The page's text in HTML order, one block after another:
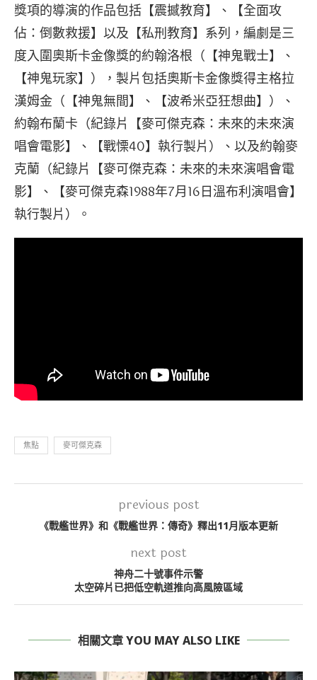
獎項的導演的作品包括【震撼教育】、【全面攻
佔：倒數救援】以及【私刑教育】系列，編劇是三
度入圍奧斯卡金像獎的約翰洛根（【神鬼戰士】、
【神鬼玩家】），製片包括奧斯卡金像獎得主格拉
漢姆金（【神鬼無間】、【波希米亞狂想曲】）、
約翰布蘭卡（紀錄片【麥可傑克森：未來的未來演
唱會電影】、【戰慄40】執行製片）、以及約翰麥
克蘭（紀錄片【麥可傑克森：未來的未來演唱會電
影】、【麥可傑克森1988年7月16日溫布利演唱會】
執行製片）。
焦點 麥可傑克森
previous post
《戰艦世界》和《戰艦世界：傳奇》釋出11月版本更新
next post
神舟二十號事件示警
太空碎片已把低空軌道推向高風險區域
相關文章 YOU MAY ALSO LIKE